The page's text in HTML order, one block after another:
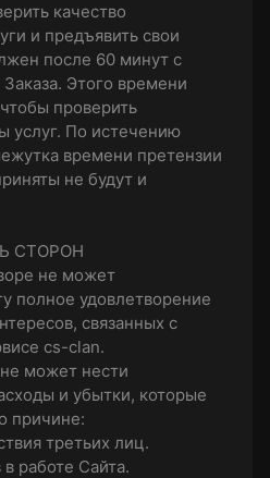
качество
и предъявить свои
после 60 минут с
Этого времени
проверить
услуг. По истечению
времени претензии
не будут и
СТОРОН
не может
полное удовлетворение
связанных с
cs-clan.
может нести
и убытки, которые
причине:
третьих лиц.
работе Сайта.